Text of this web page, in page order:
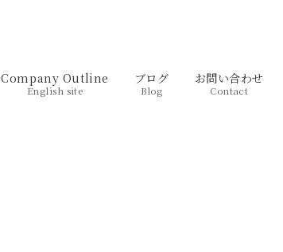
Company Outline
English site
ブログ
Blog
お問い合わせ
Contact